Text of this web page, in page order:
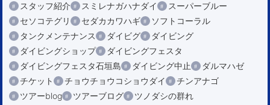
スタッフ紹介 スミレナガハナダイ
スーパーブルー
セソコテグリ
セダカカワハギ
ソフトコーラル
タンクメンテナンス
ダイビグ
ダイビング
ダイビングショップ
ダイビングフェスタ
ダイビングフェスタ石垣島
ダイビング中止
ダルマハゼ
チケット
チョウチョウコショウダイ
チンアナゴ
ツアーblog
ツアーブログ
ツノダシの群れ